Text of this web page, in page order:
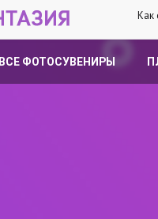
Как
ВСЕ ФОТОСУВЕНИРЫ